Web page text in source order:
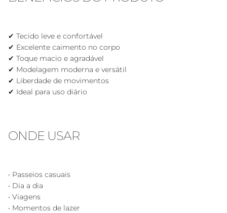
✔ Tecido leve e confortável
✔ Excelente caimento no corpo
✔ Toque macio e agradável
✔ Modelagem moderna e versátil
✔ Liberdade de movimentos
✔ Ideal para uso diário
ONDE USAR
• Passeios casuais
• Dia a dia
• Viagens
• Momentos de lazer